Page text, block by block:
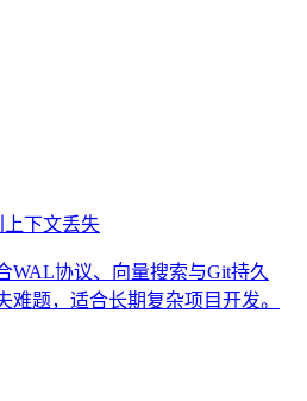
上下文丢失
WAL协议、向量搜索与Git持久
题，适合长期复杂项目开发。